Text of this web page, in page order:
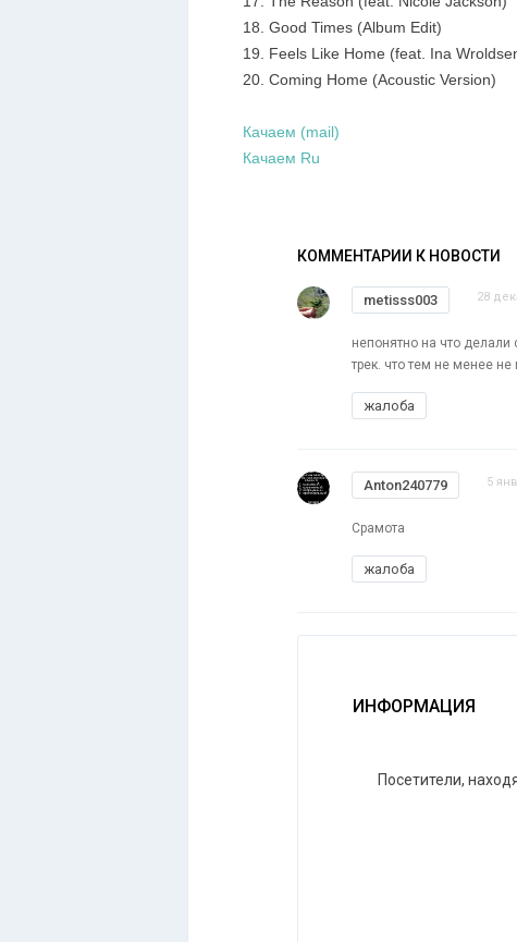
18. Good Times (Album Edit)
19. Feels Like Home (feat. Ina
20. Coming Home (Acoustic Version)
Качаем (mail)
Качаем Ru
КОММЕНТАРИИ К НОВОСТИ
metisss003 28
непонятно на что делали
трек. что тем не менее
жалоба
Anton240779 5
Срамота
жалоба
ИНФОРМАЦИЯ
Посетители,